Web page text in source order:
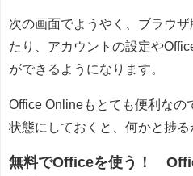
次の画面でようやく、ブラウザ
たり、アカウントの設定や
ができるようになります。
Office Onlineもとても便利なの
状態にしておくと、何かと捗る
無料でOfficeを使う！